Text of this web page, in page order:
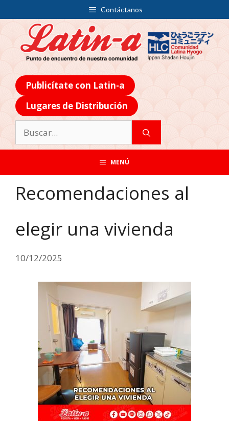
Contáctanos
Publicítate con Latin-a
Lugares de Distribución
MENÚ
Recomendaciones al
elegir una vivienda
10/12/2025